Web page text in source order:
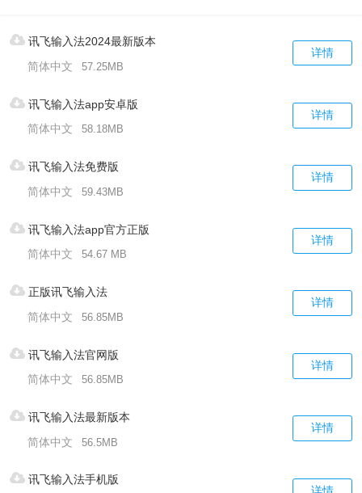
讯飞输入法2024最新版本
简体中文
57.25MB
详情
讯飞输入法app安卓版
简体中文
58.18MB
详情
讯飞输入法免费版
简体中文
59.43MB
详情
讯飞输入法app官方正版
简体中文
54.67 MB
详情
正版讯飞输入法
简体中文
56.85MB
详情
讯飞输入法官网版
简体中文
56.85MB
详情
讯飞输入法最新版本
简体中文
56.5MB
详情
讯飞输入法手机版
详情